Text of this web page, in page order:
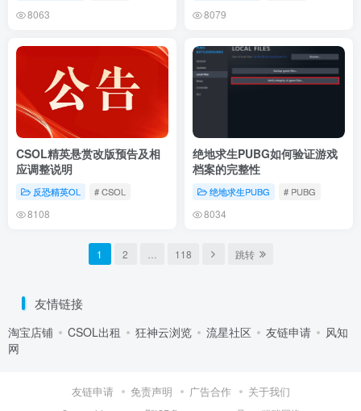
8063 8079
CSOL精英悬赏改版预告及相
应调整说明
反恐精英OL # CSOL
8108
绝地求生PUBG如何验证游戏
档案的完整性
绝地求生PUBG # PUBG
8034
1 2 118 跳转
友情链接
淘宝店铺 CSOL出租 狂神云浏览 流星社区 友链申请
风知
网
友链申请 免责声明 广告合作 关于我们